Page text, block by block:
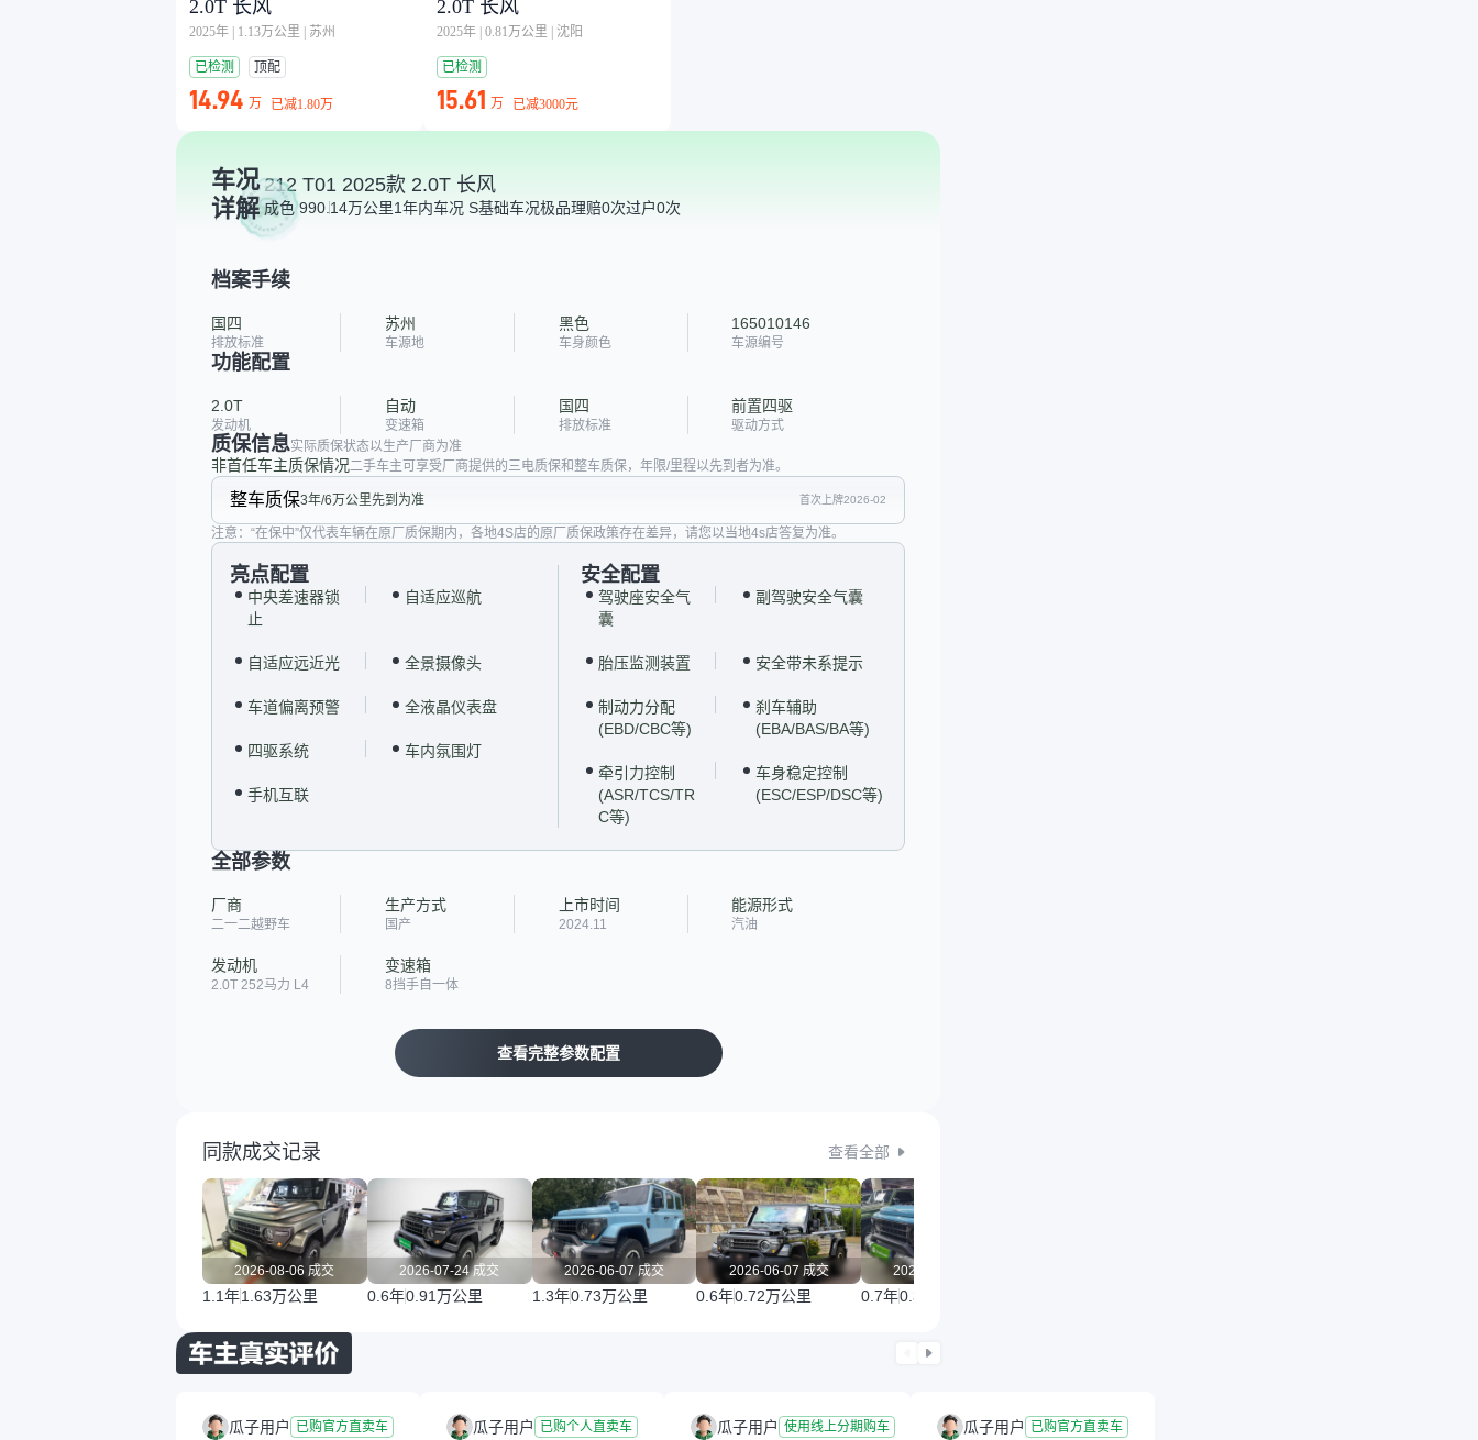
2.0T 长风
2025年 1.13万公里 苏州
已检测 顶配
14.94 万 已减1.80万
2.0T 长风
2025年 0.81万公里 沈阳
已检测
15.61 万 已减3000元
车况
详解
212 T01 2025款 2.0T 长风
成色 990.14万公里1年内车况 S基础车况极品理赔0次过户0次
档案手续
国四
排放标准
苏州
车源地
黑色
车身颜色
165010146
车源编号
功能配置
2.0T
发动机
自动
变速箱
国四
排放标准
前置四驱
驱动方式
质保信息实际质保状态以生产厂商为准
非首任车主质保情况二手车主可享受厂商提供的三电质保和整车质保，年限/里程以先到者为准。
整车质保3年/6万公里先到为准 首次上牌2026-02
注意：“在保中”仅代表车辆在原厂质保期内，各地4S店的原厂质保政策存在差异，请您以当地4s店答复为准。
亮点配置
中央差速器锁
止
自适应巡航
自适应远近光 全景摄像头
车道偏离预警 全液晶仪表盘
四驱系统 车内氛围灯
手机互联
安全配置
驾驶座安全气
囊
副驾驶安全气囊
胎压监测装置 安全带未系提示
制动力分配
(EBD/CBC等)
刹车辅助
(EBA/BAS/BA等)
牵引力控制
(ASR/TCS/TR
C等)
车身稳定控制
(ESC/ESP/DSC等)
全部参数
厂商
二一二越野车
生产方式
国产
上市时间
2024.11
能源形式
汽油
发动机
2.0T 252马力 L4
变速箱
8挡手自一体
查看完整参数配置
同款成交记录 查看全部
2026-08-06 成交
1.1年1.63万公里
2026-07-24 成交
0.6年0.91万公里
2026-06-07 成交
1.3年0.73万公里
2026-06-07 成交
0.6年0.72万公里
2026-06-01 成交
0.7年0.3万公里
瓜子用户 已购官方直卖车 瓜子用户 已购个人直卖车 瓜子用户 使用线上分期购车 瓜子用户 已购官方直卖车